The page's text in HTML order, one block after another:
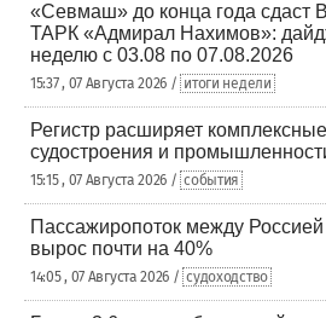
«Севмаш» до конца года
ТАРК «Адмирал Нахимов»:
неделю с 03.08 по 07.08.2026
15:37 , 07 Августа 2026 / итоги недели
Регистр расширяет
судостроения и
15:15 , 07 Августа 2026 / события
Пассажиропоток между
вырос почти на 40%
14:05 , 07 Августа 2026 / судоходство